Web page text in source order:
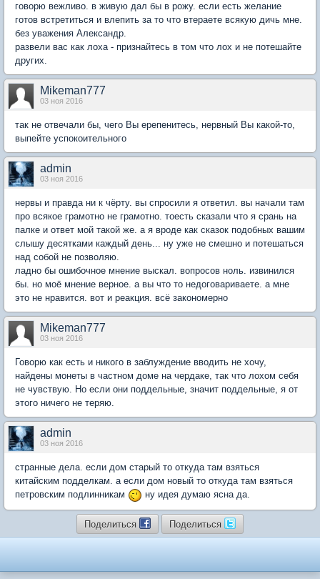
говорю вежливо. в живую дал бы в рожу. если есть желание
готов встретиться и влепить за то что втераете всякую дичь мне.
без уважения Александр.
развели вас как лоха - признайтесь в том что лох и не потешайте
других.
Mikeman777
03 ноя 2016
так не отвечали бы, чего Вы ерепенитесь, нервный Вы какой-то,
выпейте успокоительного
admin
03 ноя 2016
нервы и правда ни к чёрту. вы спросили я ответил. вы начали там
про всякое грамотно не грамотно. тоесть сказали что я срань на
палке и ответ мой такой же. а я вроде как сказок подобных вашим
слышу десятками каждый день... ну уже не смешно и потешаться
над собой не позволяю.
ладно бы ошибочное мнение выскал. вопросов ноль. извинился
бы. но моё мнение верное. а вы что то недоговариваете. а мне
это не нравится. вот и реакция. всё закономерно
Mikeman777
03 ноя 2016
Говорю как есть и никого в заблуждение вводить не хочу,
найдены монеты в частном доме на чердаке, так что лохом себя
не чувствую. Но если они поддельные, значит поддельные, я от
этого ничего не теряю.
admin
03 ноя 2016
странные дела. если дом старый то откуда там взяться
китайским подделкам. а если дом новый то откуда там взяться
петровским подлинникам
ну идея думаю ясна да.
Поделиться Поделиться